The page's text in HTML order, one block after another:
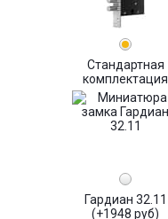
Стандартная
комплектация
Гардиан 32.11
(+1948 руб)